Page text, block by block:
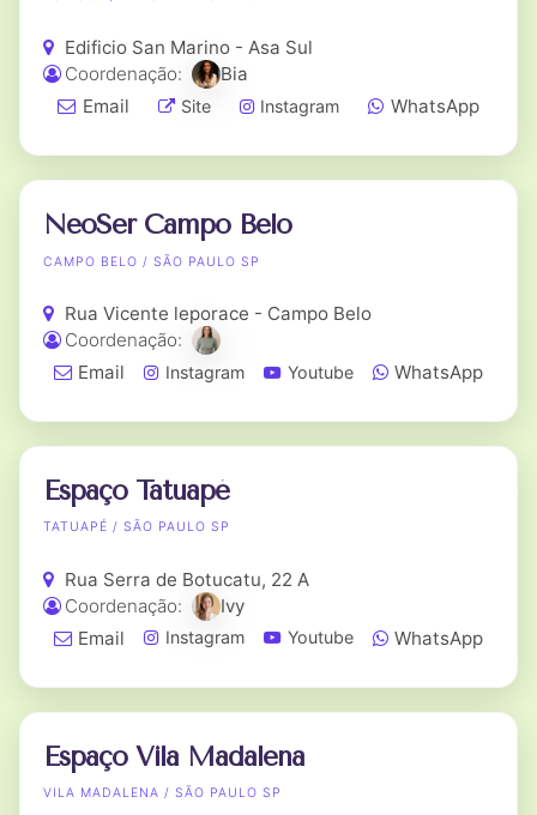
Edificio San Marino - Asa Sul
Coordenação:
Bia
Email
Site Instagram WhatsApp
NeoSer Campo Belo
CAMPO BELO / SÃO PAULO SP
Rua Vicente leporace - Campo Belo
Coordenação:
Email
Instagram Youtube WhatsApp
Espaço Tatuapé
TATUAPÉ / SÃO PAULO SP
Rua Serra de Botucatu, 22 A
Coordenação:
Ivy
Email
Instagram Youtube WhatsApp
Espaço Vila Madalena
VILA MADALENA / SÃO PAULO SP